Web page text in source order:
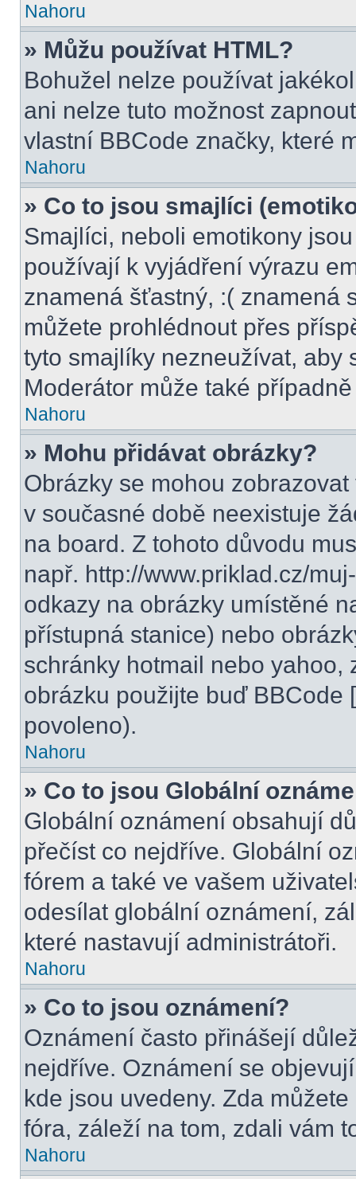
Nahoru
» Můžu používat HTML?
Bohužel nelze používat
ani nelze tuto možnost
vlastní BBCode značky, které
Nahoru
» Co to jsou smajlíci
Smajlíci, neboli emotikony
používají k vyjádření výrazu
znamená šťastný, :( znamená
můžete prohlédnout přes
tyto smajlíky nezneužívat, aby
Moderátor může také
Nahoru
» Mohu přidávat obrázky?
Obrázky se mohou
v současné době neexistuje
na board. Z tohoto důvodu
např. http://www.priklad.cz/
odkazy na obrázky umístěné
přístupná stanice) nebo
schránky hotmail nebo yahoo,
obrázku použijte buď BBCode
povoleno).
Nahoru
» Co to jsou Globální
Globální oznámení obsahují
přečíst co nejdříve. Globální
fórem a také ve vašem
odesílat globální oznámení,
které nastavují administrátoři.
Nahoru
» Co to jsou oznámení?
Oznámení často přinášejí
nejdříve. Oznámení se
kde jsou uvedeny. Zda
fóra, záleží na tom, zdali vám
Nahoru